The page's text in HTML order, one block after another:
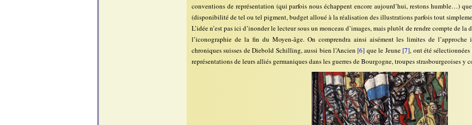
conventions de représentation (qui parfois nous échappent encore aujourd’hui, restons humble…)
(disponibilité de tel ou tel pigment, budget alloué à la réalisation des illustrations parfois tout
L’idée n’est pas ici d’inonder le lecteur sous un monceau d’images, mais plutôt de rendre compte de la
l’iconographie de la fin du Moyen-âge. On comprendra ainsi aisément les limites de l’approche
chroniques suisses de Diebold Schilling, aussi bien l’Ancien [6] que le Jeune [7], ont été
représentations de leurs alliés germaniques dans les guerres de Bourgogne, troupes strasbourgeoises y